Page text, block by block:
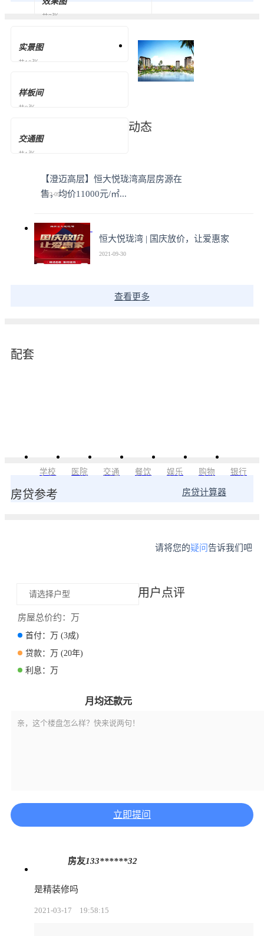
共7张
实景图
共10张
样板间
共9张
交通图
共1张
动态
【澄迈高层】恒大悦珑湾高层房源在
售，均价11000元/㎡...
2022-09-27
恒大悦珑湾 | 国庆放价，让爱惠家
2021-09-30
查看更多
配套
学校 医院 交通 餐饮 娱乐 购物 银行
房贷参考
请选择户型
房屋总价约： 万
首付： 万 (3成)
贷款： 万 (20年)
利息：
万
月均还款元
房贷计算器
用户点评
请将您的疑问 告诉我们吧
立即提问
房友133******32
是精装修吗
2021-03-17 19:58:15